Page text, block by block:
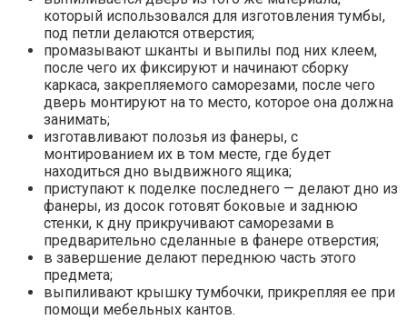
который использовался для изготовления тумбы,
под петли делаются отверстия;
промазывают шканты и выпилы под них клеем,
после чего их фиксируют и начинают сборку
каркаса, закрепляемого саморезами, после чего
дверь монтируют на то место, которое она должна
занимать;
изготавливают полозья из фанеры, с
монтированием их в том месте, где будет
находиться дно выдвижного ящика;
приступают к поделке последнего — делают дно из
фанеры, из досок готовят боковые и заднюю
стенки, к дну прикручивают саморезами в
предварительно сделанные в фанере отверстия;
в завершение делают переднюю часть этого
предмета;
выпиливают крышку тумбочки, прикрепляя ее при
помощи мебельных кантов.